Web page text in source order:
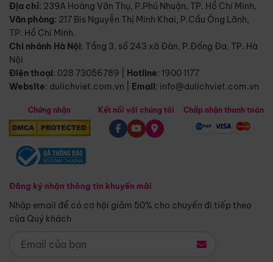
Địa chỉ: 239A Hoàng Văn Thụ, P.Phú Nhuận, TP. Hồ Chí Minh.
Văn phòng: 217 Bis Nguyễn Thị Minh Khai, P.Cầu Ông Lãnh,
TP. Hồ Chí Minh.
Chi nhánh Hà Nội: Tầng 3, số 243 xã Đàn, P.Đống Đa, TP. Hà
Nội
Điện thoại: 028 73056789 Hotline: 1900 1177
Website: dulichviet.com.vn Email: info@dulichviet.com.vn
Chứng nhận
Đăng ký nhận thông tin khuyến mãi
Nhập email để có cơ hội giảm 50% cho chuyến đi tiếp theo
của Quý khách
Kết nối với chúng tôi Chấp nhận thanh toán